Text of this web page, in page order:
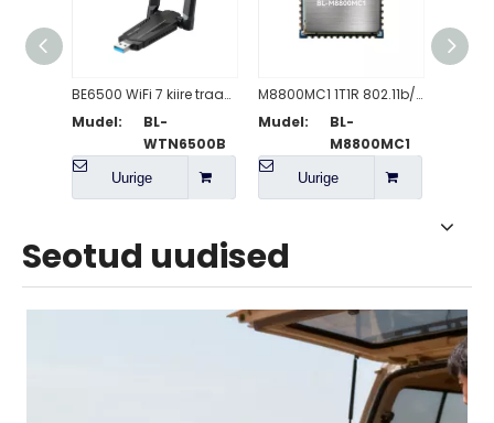
BE6500 WiFi 7 kiire traadita USB-adapter
Mudel:
BL-
WTN6500B
Uurige
M8800MC1 1T1R 802.11b/g/n/ax WiFi 6 + BT5.2-ühilduv moodul
Mudel:
BL-
M8800MC1
Uurige
Seotud uudised